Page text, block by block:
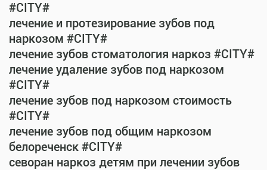
#CITY#
лечение и протезирование зубов под
наркозом #CITY#
лечение зубов стоматология наркоз #CITY#
лечение удаление зубов под наркозом
#CITY#
лечение зубов под наркозом стоимость
#CITY#
лечение зубов под общим наркозом
белореченск #CITY#
севоран наркоз детям при лечении зубов